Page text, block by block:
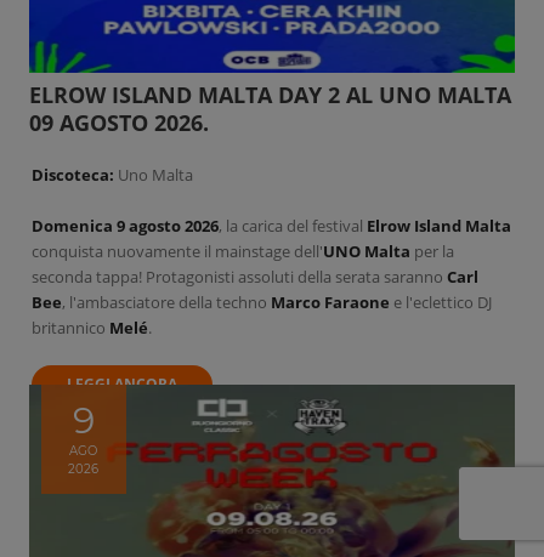
ELROW ISLAND MALTA DAY 2 AL UNO MALTA
09 AGOSTO 2026.
Discoteca: Uno Malta
Domenica 9 agosto 2026, la carica del festival Elrow Island Malta
conquista nuovamente il mainstage dell'UNO Malta per la
seconda tappa! Protagonisti assoluti della serata saranno Carl
Bee, l'ambasciatore della techno Marco Faraone e l'eclettico DJ
britannico Melé.
LEGGI ANCORA
9
AGO
2026